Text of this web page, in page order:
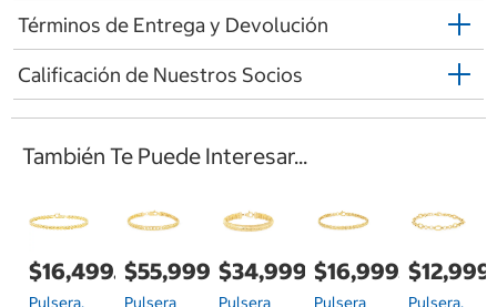
Términos de Entrega y Devolución
Calificación de Nuestros Socios
También Te Puede Interesar...
$16,499.00
Pulsera,
$55,999.00
Pulsera
$34,999.00
Pulsera
$16,999.00
Pulsera Pulsera,